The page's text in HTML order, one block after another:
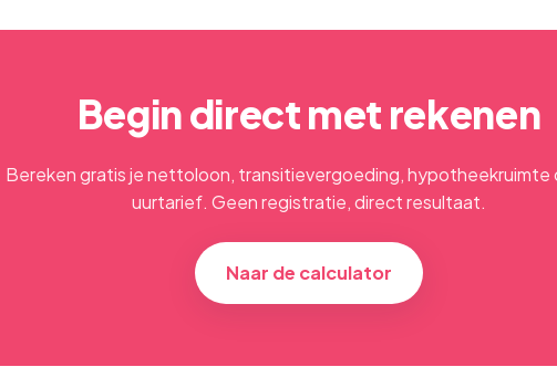
Begin direct met rekenen
Bereken gratis je nettoloon, transitievergoeding, hypotheekruimte
uurtarief. Geen registratie, direct resultaat.
Naar de calculator